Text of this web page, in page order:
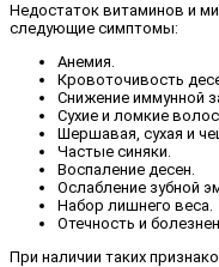
Недостаток витаминов и
следующие симптомы:
Анемия.
Кровоточивость
Снижение иммунной
Сухие и ломкие
Шершавая, сухая и
Частые синяки.
Воспаление десен.
Ослабление зубной
Набор лишнего веса.
Отечность и
При наличии таких